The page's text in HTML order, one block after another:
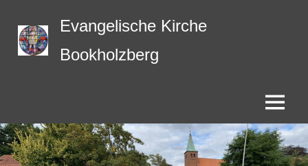
Inhalt
springen
Evangelische Kirche
Bookholzberg
Menü